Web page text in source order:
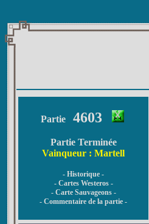
Partie 4603
Partie Terminée
Vainqueur : Martell
- Historique -
- Cartes Westeros -
- Carte Sauvageons -
- Commentaire de la partie -